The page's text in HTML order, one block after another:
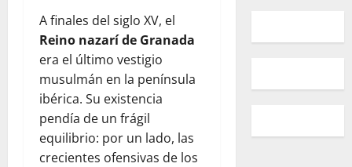
A finales del siglo XV, el
Reino nazarí de Granada
era el último vestigio
musulmán en la península
ibérica. Su existencia
pendía de un frágil
equilibrio: por un lado, las
crecientes ofensivas de los